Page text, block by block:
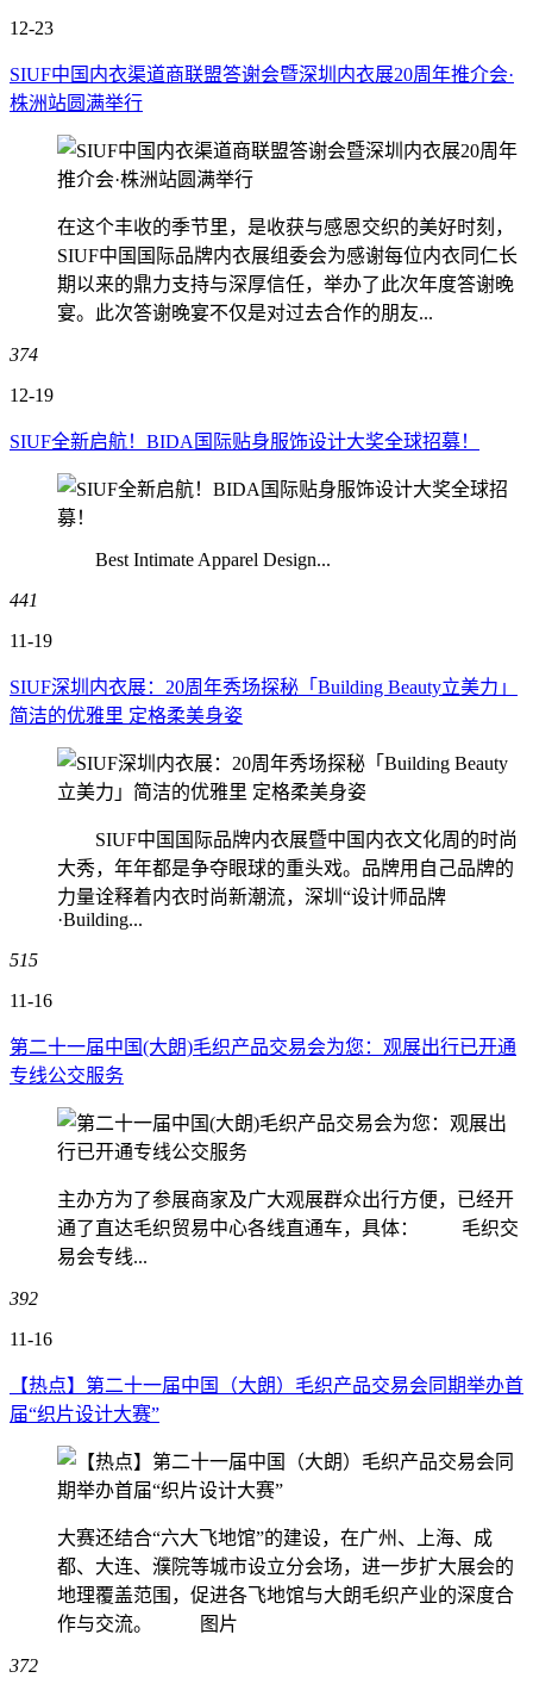
12-23
SIUF中国内衣渠道商联盟答谢会暨深圳内衣展20周年推介会·
株洲站圆满举行
在这个丰收的季节里，是收获与感恩交织的美好时刻，
SIUF中国国际品牌内衣展组委会为感谢每位内衣同仁长
期以来的鼎力支持与深厚信任，举办了此次年度答谢晚
宴。此次答谢晚宴不仅是对过去合作的朋友...
374
12-19
SIUF全新启航！BIDA国际贴身服饰设计大奖全球招募！
Best Intimate Apparel Design...
441
11-19
SIUF深圳内衣展：20周年秀场探秘「Building Beauty立美力」
简洁的优雅里 定格柔美身姿
SIUF中国国际品牌内衣展暨中国内衣文化周的时尚
大秀，年年都是争夺眼球的重头戏。品牌用自己品牌的
力量诠释着内衣时尚新潮流，深圳“设计师品牌
·Building...
515
11-16
第二十一届中国(大朗)毛织产品交易会为您：观展出行已开通
专线公交服务
主办方为了参展商家及广大观展群众出行方便，已经开
通了直达毛织贸易中心各线直通车，具体： 毛织交
易会专线...
392
11-16
【热点】第二十一届中国（大朗）毛织产品交易会同期举办首
届“织片设计大赛”
大赛还结合“六大飞地馆”的建设，在广州、上海、成
都、大连、濮院等城市设立分会场，进一步扩大展会的
地理覆盖范围，促进各飞地馆与大朗毛织产业的深度合
作与交流。 图片
372